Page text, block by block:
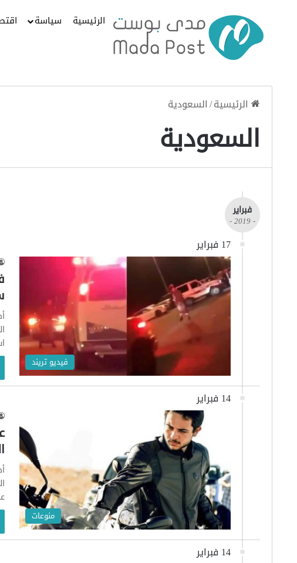
الرئيسية سياسة
الرئيسية/السعودية
السعودية
فبراير
- 2019 -
17 فبراير
فيديو تريند
14 فبراير
منوعات
14 فبراير